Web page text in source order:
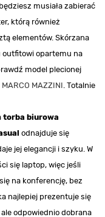
musiała zabierać
którą również
elementów. Skórzana
outfitowi opartemu na
model plecionej
MAZZINI . Totalnie
torba biurowa
odnajduje się
jej elegancji i szyku. W
się laptop, więc jeśli
na konferencję, bez
najlepiej prezentuje się
odpowiednio dobrana